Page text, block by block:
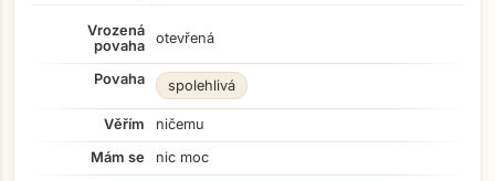
Vrozená
povaha
otevřená
Povaha spolehlivá
Věřím
ničemu
Mám se
nic moc